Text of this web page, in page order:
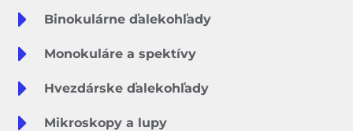
Binokulárne ďalekohľady
Monokuláre a spektívy
Hvezdárske ďalekohľady
Mikroskopy a lupy